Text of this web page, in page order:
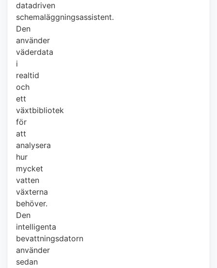
datadriven
schemaläggningsassistent.
Den
använder
väderdata
i
realtid
och
ett
växtbibliotek
för
att
analysera
hur
mycket
vatten
växterna
behöver.
Den
intelligenta
bevattningsdatorn
använder
sedan